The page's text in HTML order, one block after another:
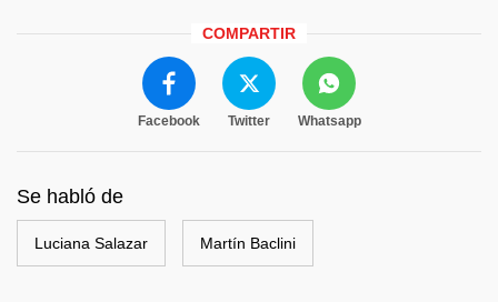
COMPARTIR
Facebook Twitter Whatsapp
Se habló de
Luciana Salazar Martín Baclini